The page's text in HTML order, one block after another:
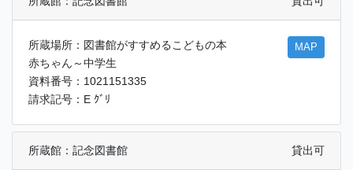
所蔵場所：図書館がすすめるこどもの本
赤ちゃん～中学生
資料番号：1021151335
請求記号：E ｸﾞﾘ
MAP
所蔵館：記念図書館 貸出可